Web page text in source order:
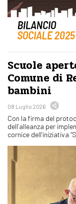
Scuole
Comune di
bambini
08 Luglio 2026
Con la firma del
dell’alleanza per
cornice dell’iniziativa